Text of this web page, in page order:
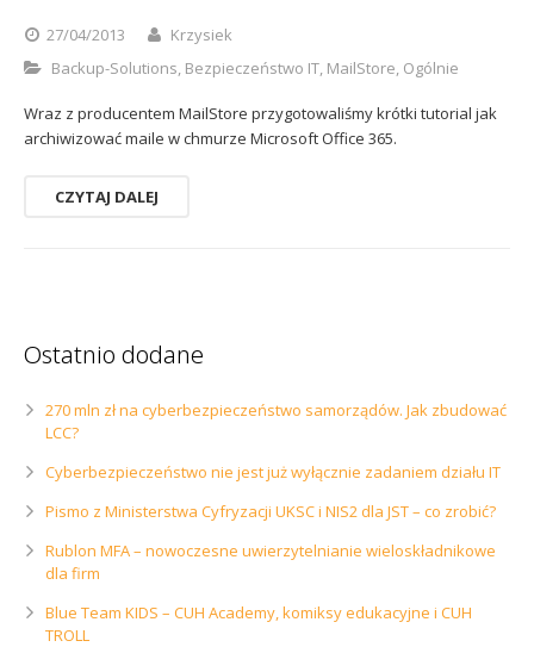
27/04/2013
Krzysiek
Backup-Solutions, Bezpieczeństwo IT, MailStore, Ogólnie
Wraz z producentem MailStore przygotowaliśmy krótki tutorial jak
archiwizować maile w chmurze Microsoft Office 365.
CZYTAJ DALEJ
Ostatnio dodane
270 mln zł na cyberbezpieczeństwo samorządów. Jak zbudować
LCC?
Cyberbezpieczeństwo nie jest już wyłącznie zadaniem działu IT
Pismo z Ministerstwa Cyfryzacji UKSC i NIS2 dla JST – co zrobić?
Rublon MFA – nowoczesne uwierzytelnianie wieloskładnikowe
dla firm
Blue Team KIDS – CUH Academy, komiksy edukacyjne i CUH
TROLL